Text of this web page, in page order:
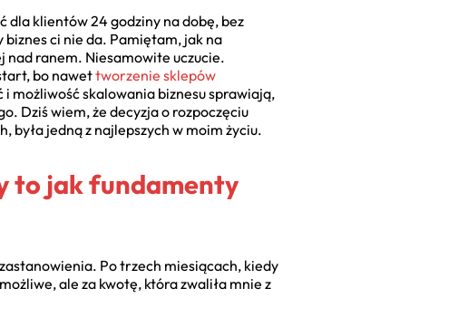
dla klientów 24 godziny na dobę, bez
biznes ci nie da. Pamiętam, jak na
nad ranem. Niesamowite uczucie.
bo nawettworzenie sklepów
możliwość skalowania biznesu sprawiają,
Dziś wiem, że decyzja o rozpoczęciu
jedną z najlepszych w moim życiu.
to jak fundamenty
Po trzech miesiącach, kiedy
ale za kwotę, która zwaliła mnie z